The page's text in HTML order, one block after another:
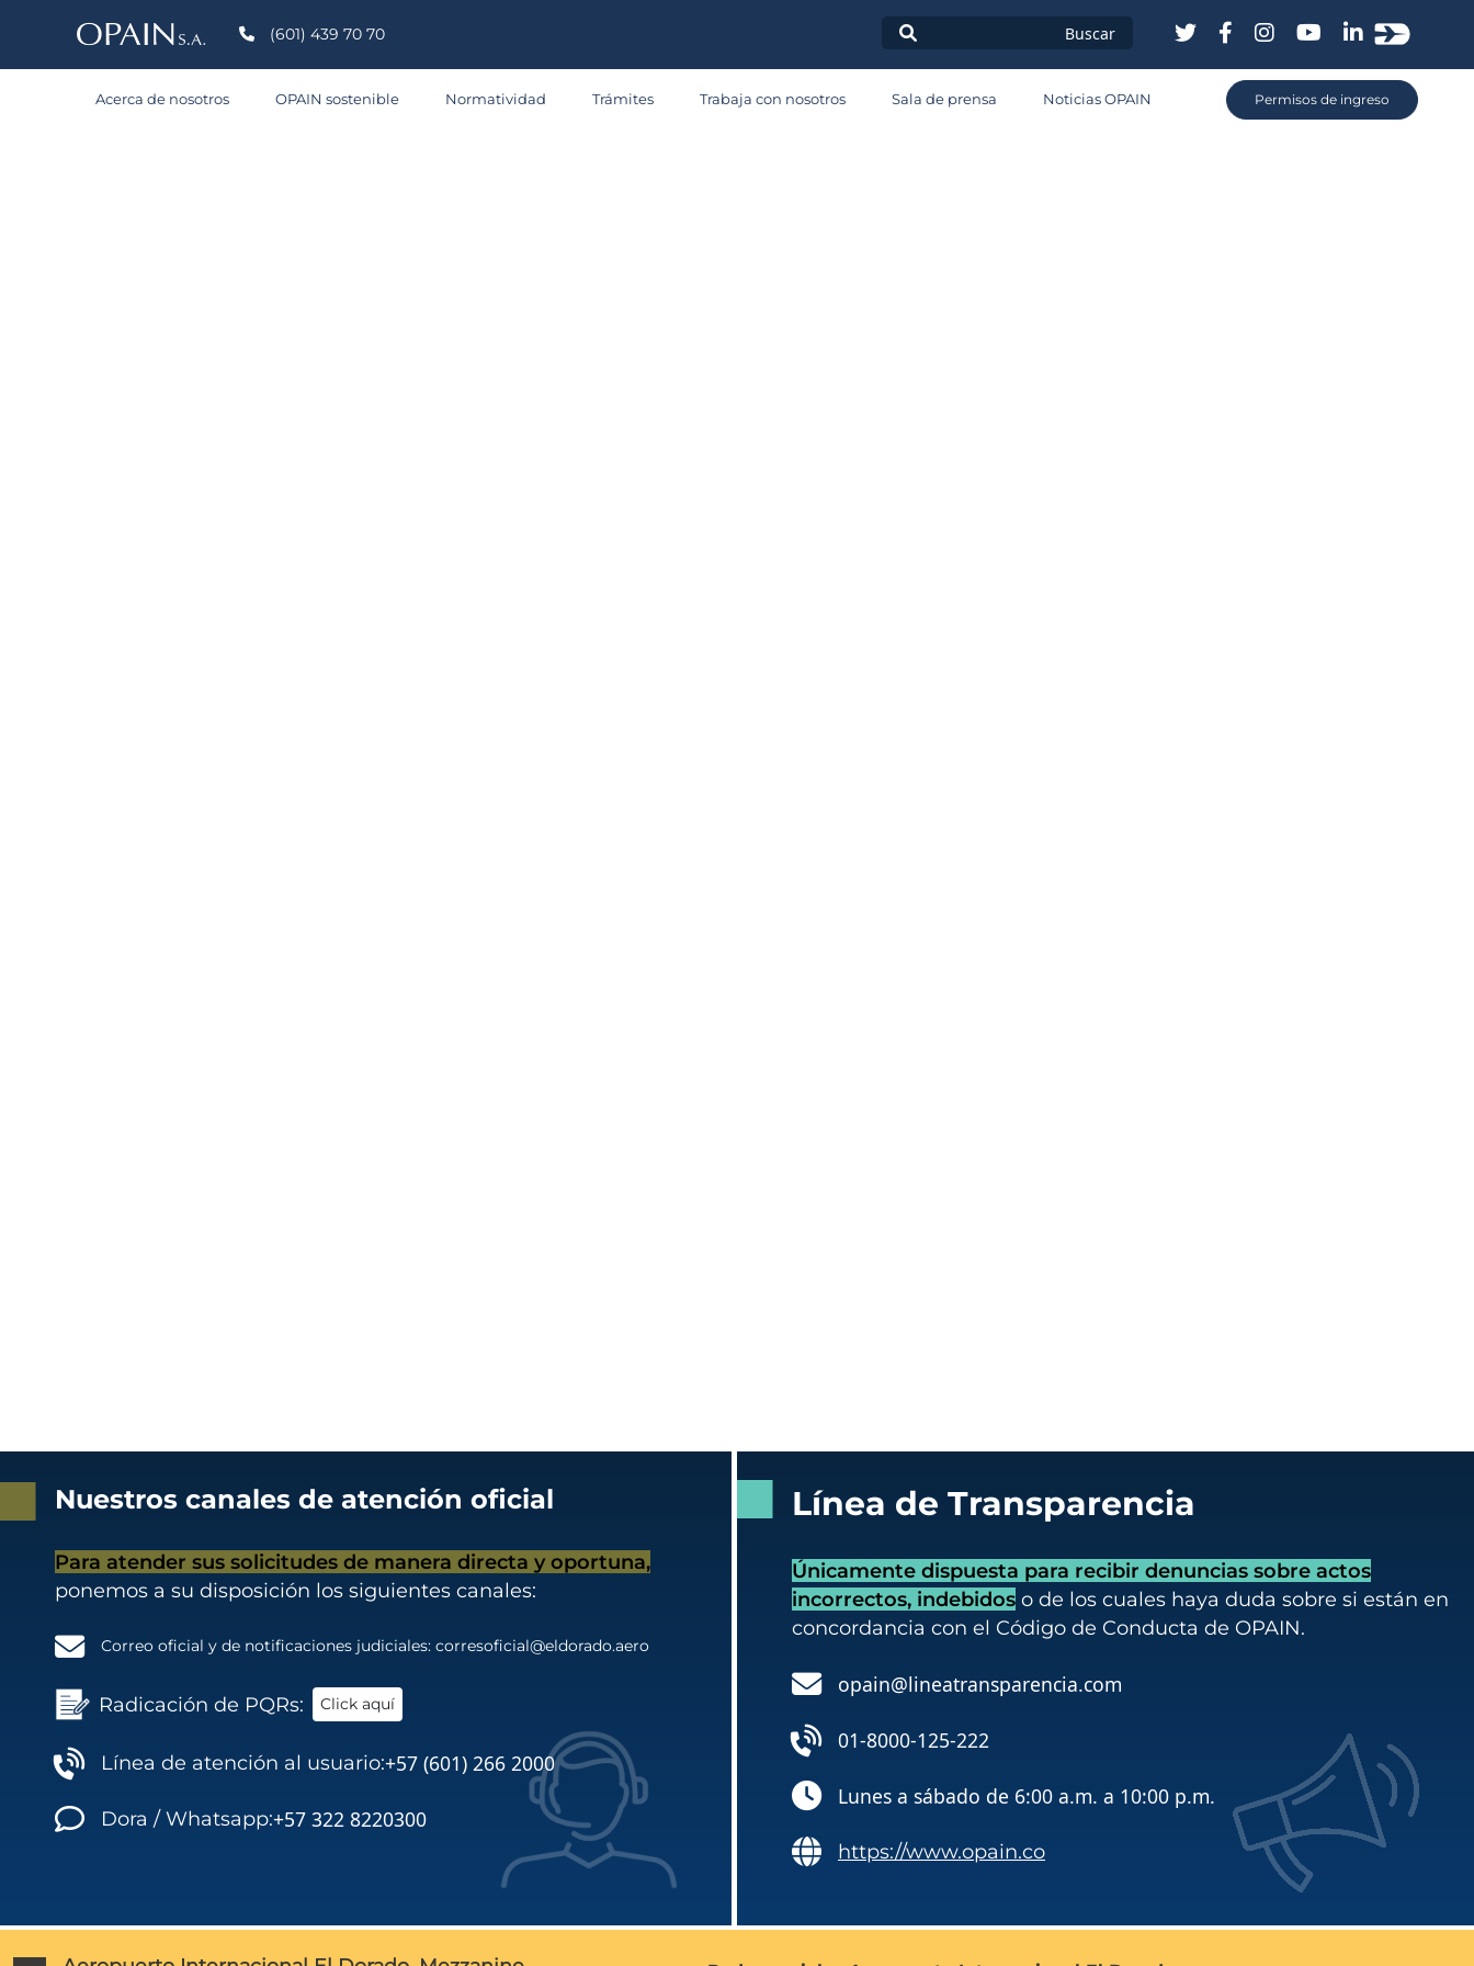
(601) 439 70 70
Acerca de nosotros OPAIN sostenible Normatividad Trámites Trabaja con nosotros Sala de prensa Noticias OPAIN Permisos de ingreso
Radicación
Permisos
Nuestros canales de atención oficial
Para atender sus solicitudes de manera directa y oportuna,
ponemos a su disposición los siguientes canales:
Correo oficial y de notificaciones judiciales: corresoficial@eldorado.aero
Radicación de PQRs: Click aquí
Línea de atención al usuario:+57 (601) 266 2000
Dora / Whatsapp:+57 322 8220300
Línea de Transparencia
Únicamente dispuesta para recibir denuncias sobre actos
incorrectos, indebidos o de los cuales haya duda sobre si están en
concordancia con el Código de Conducta de OPAIN.
opain@lineatransparencia.com
01-8000-125-222
Lunes a sábado de 6:00 a.m. a 10:00 p.m.
https://www.opain.co